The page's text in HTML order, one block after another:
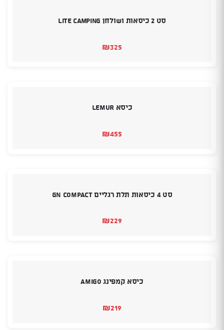
סט 2 כיסאות ושולחן Lite Camping
₪325
כיסא LEMUR
₪455
סט 4 כיסאות תלת רגליים GN COMPACT
₪229
כיסא קמפינג AMIGO
₪219